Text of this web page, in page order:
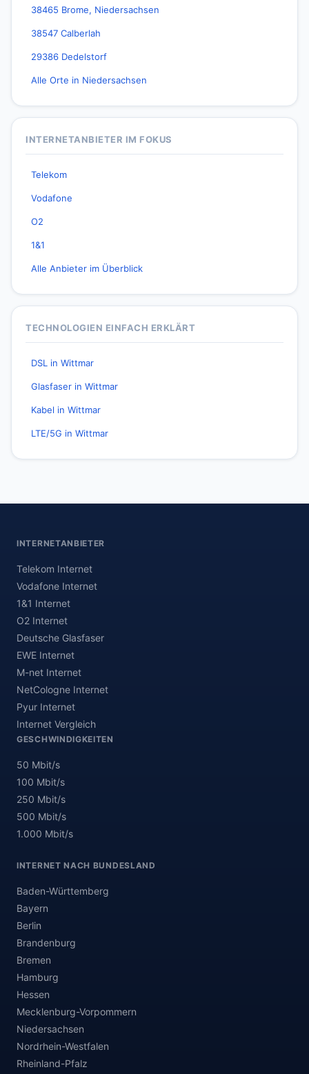
38465 Brome, Niedersachsen
38547 Calberlah
29386 Dedelstorf
Alle Orte in Niedersachsen
INTERNETANBIETER IM FOKUS
Telekom
Vodafone
O2
1&1
Alle Anbieter im Überblick
TECHNOLOGIEN EINFACH ERKLÄRT
DSL in Wittmar
Glasfaser in Wittmar
Kabel in Wittmar
LTE/5G in Wittmar
INTERNETANBIETER
Telekom Internet
Vodafone Internet
1&1 Internet
O2 Internet
Deutsche Glasfaser
EWE Internet
M-net Internet
NetCologne Internet
Pyur Internet
Internet Vergleich
GESCHWINDIGKEITEN
50 Mbit/s
100 Mbit/s
250 Mbit/s
500 Mbit/s
1.000 Mbit/s
INTERNET NACH BUNDESLAND
Baden-Württemberg
Bayern
Berlin
Brandenburg
Bremen
Hamburg
Hessen
Mecklenburg-Vorpommern
Niedersachsen
Nordrhein-Westfalen
Rheinland-Pfalz